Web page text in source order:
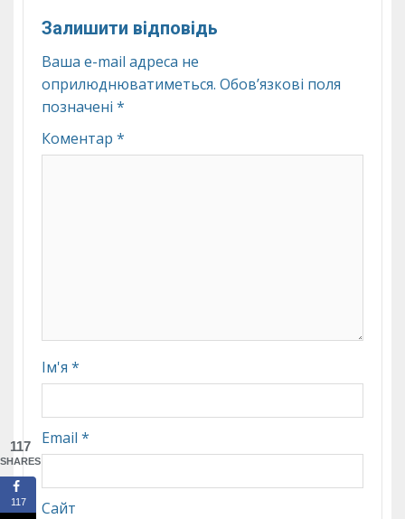
Залишити відповідь
Ваша e-mail адреса не
оприлюднюватиметься. Обов’язкові поля
позначені *
Коментар *
Ім'я *
Email *
Сайт
117
SHARES
117